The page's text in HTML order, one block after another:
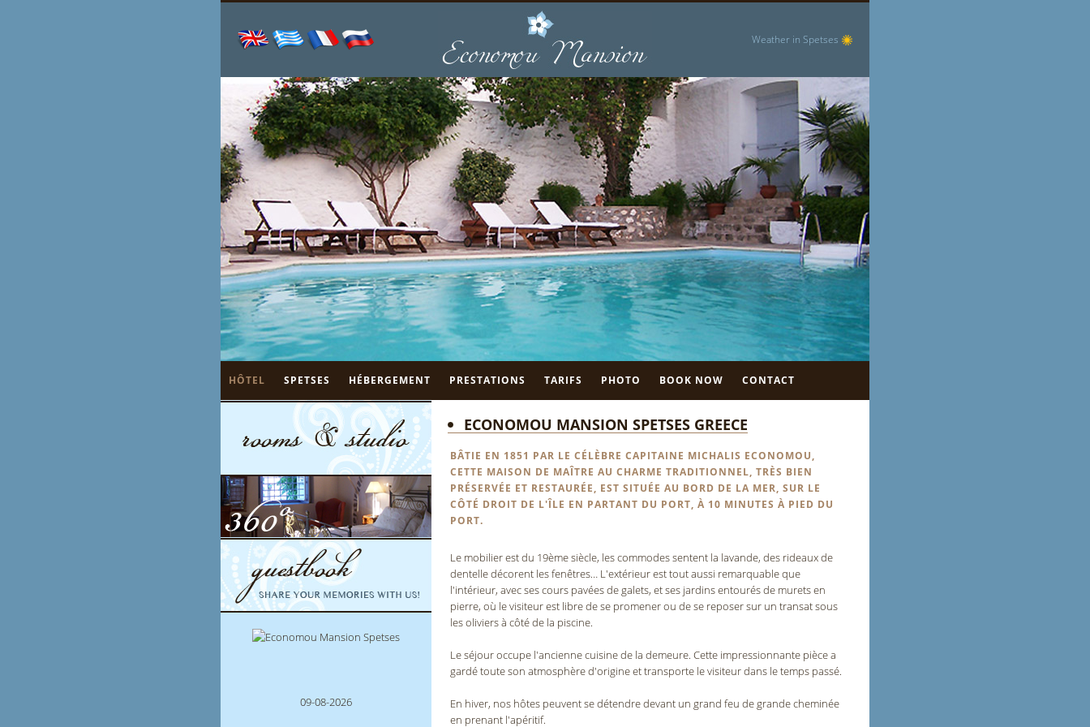
Weather in Spetses
HÔTEL SPETSES HÉBERGEMENT PRESTATIONS TARIFS PHOTO BOOK NOW CONTACT
09-08-2026
ECONOMOU MANSION SPETSES GREECE
BÂTIE EN 1851 PAR LE CÉLÈBRE CAPITAINE MICHALIS ECONOMOU,
CETTE MAISON DE MAÎTRE AU CHARME TRADITIONNEL, TRÈS BIEN
PRÉSERVÉE ET RESTAURÉE, EST SITUÉE AU BORD DE LA MER, SUR LE
CÔTÉ DROIT DE L'ÎLE EN PARTANT DU PORT, À 10 MINUTES À PIED DU
PORT.
Le mobilier est du 19ème siècle, les commodes sentent la lavande, des rideaux de
dentelle décorent les fenêtres… L'extérieur est tout aussi remarquable que
l'intérieur, avec ses cours pavées de galets, et ses jardins entourés de murets en
pierre, où le visiteur est libre de se promener ou de se reposer sur un transat sous
les oliviers à côté de la piscine.
Le séjour occupe l'ancienne cuisine de la demeure. Cette impressionnante pièce a
gardé toute son atmosphère d'origine et transporte le visiteur dans le temps passé.
En hiver, nos hôtes peuvent se détendre devant un grand feu de grande cheminée
en prenant l'apéritif.